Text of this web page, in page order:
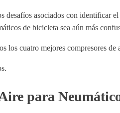
desafíos asociados con identificar
de bicicleta sea aún más
los cuatro mejores compresores
para